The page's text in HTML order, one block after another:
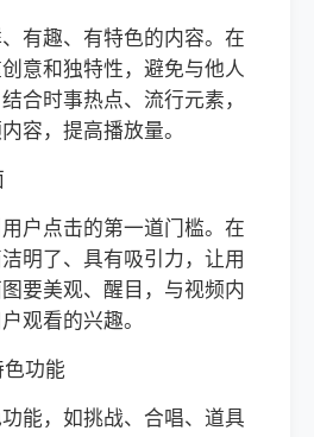
有趣、有特色的内容。在
意和独特性，避免与他人
合时事热点、流行元素，
容，提高播放量。
户点击的第一道门槛。在
明了、具有吸引力，让用
要美观、醒目，与视频内
观看的兴趣。
功能
能，如挑战、合唱、道具